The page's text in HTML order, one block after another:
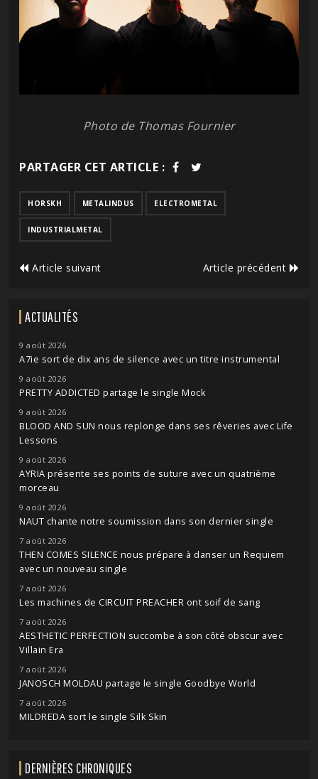
Photo de Thomas Fournier
PARTAGER CET ARTICLE :
HORSKH METALINDUS ELECTROMETAL
INDUSTRIALMETAL
Article suivant Article précédent
ACTUALITÉS
9 août 2026
A7ie sort de dix ans de silence avec un titre instrumental
9 août 2026
PRETTY ADDICTED partage le single Mock
9 août 2026
BLOOD AND SUN nous replonge dans ses rêveries avec Life
Lessons
9 août 2026
AYRIA présente ses points de suture avec un quatrième
morceau
9 août 2026
NAUT chante notre soumission dans son dernier single
7 août 2026
THEN COMES SILENCE nous prépare à danser un Requiem
avec un nouveau single
7 août 2026
Les machines de CIRCUIT PREACHER ont soif de sang
7 août 2026
AESTHETIC PERFECTION succombe à son côté obscur avec
Villain Era
7 août 2026
JANOSCH MOLDAU partage le single Goodbye World
7 août 2026
MILDREDA sort le single Silk Skin
DERNIÈRES CHRONIQUES